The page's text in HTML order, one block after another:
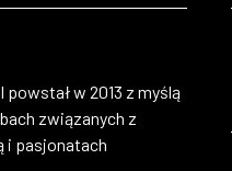
w 2013 z myślą
związanych z
i pasjonatach